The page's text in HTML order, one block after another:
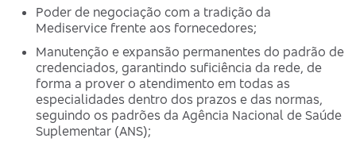
Poder de negociação com a tradição da
Mediservice frente aos fornecedores;
Manutenção e expansão permanentes do padrão de
credenciados, garantindo suficiência da rede, de
forma a prover o atendimento em todas as
especialidades dentro dos prazos e das normas,
seguindo os padrões da Agência Nacional de Saúde
Suplementar (ANS);